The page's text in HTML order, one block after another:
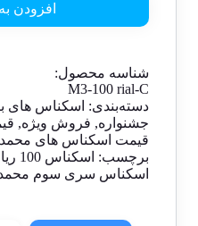
افزودن
شناسه محصول:
M3-100 rial-C
دسته‌بندی: اسکناس های
جشنواره, فروش ویژه,
قیمت اسکناس های
برچسب: اسکناس 100 ریالی محمدرضا شاه
اسکناس سری سوم